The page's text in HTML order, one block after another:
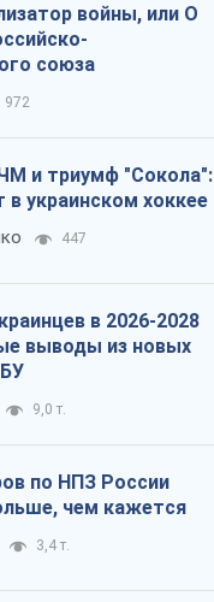
войны, или О
союза
972
и триумф "Сокола":
в украинском хоккее
447
в 2026-2028
выводы из новых
9,0 т.
по НПЗ России
чем кажется
3,4 т.